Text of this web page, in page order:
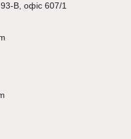
В, офіс 607/1